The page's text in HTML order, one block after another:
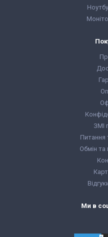
ЗМІ
Питання
Обмін та
Ми в